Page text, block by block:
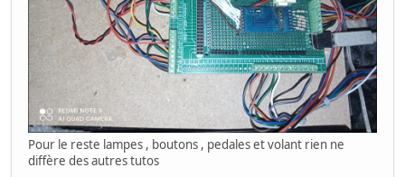
Pour le reste lampes , boutons , pedales et volant rien ne
diffère des autres tutos